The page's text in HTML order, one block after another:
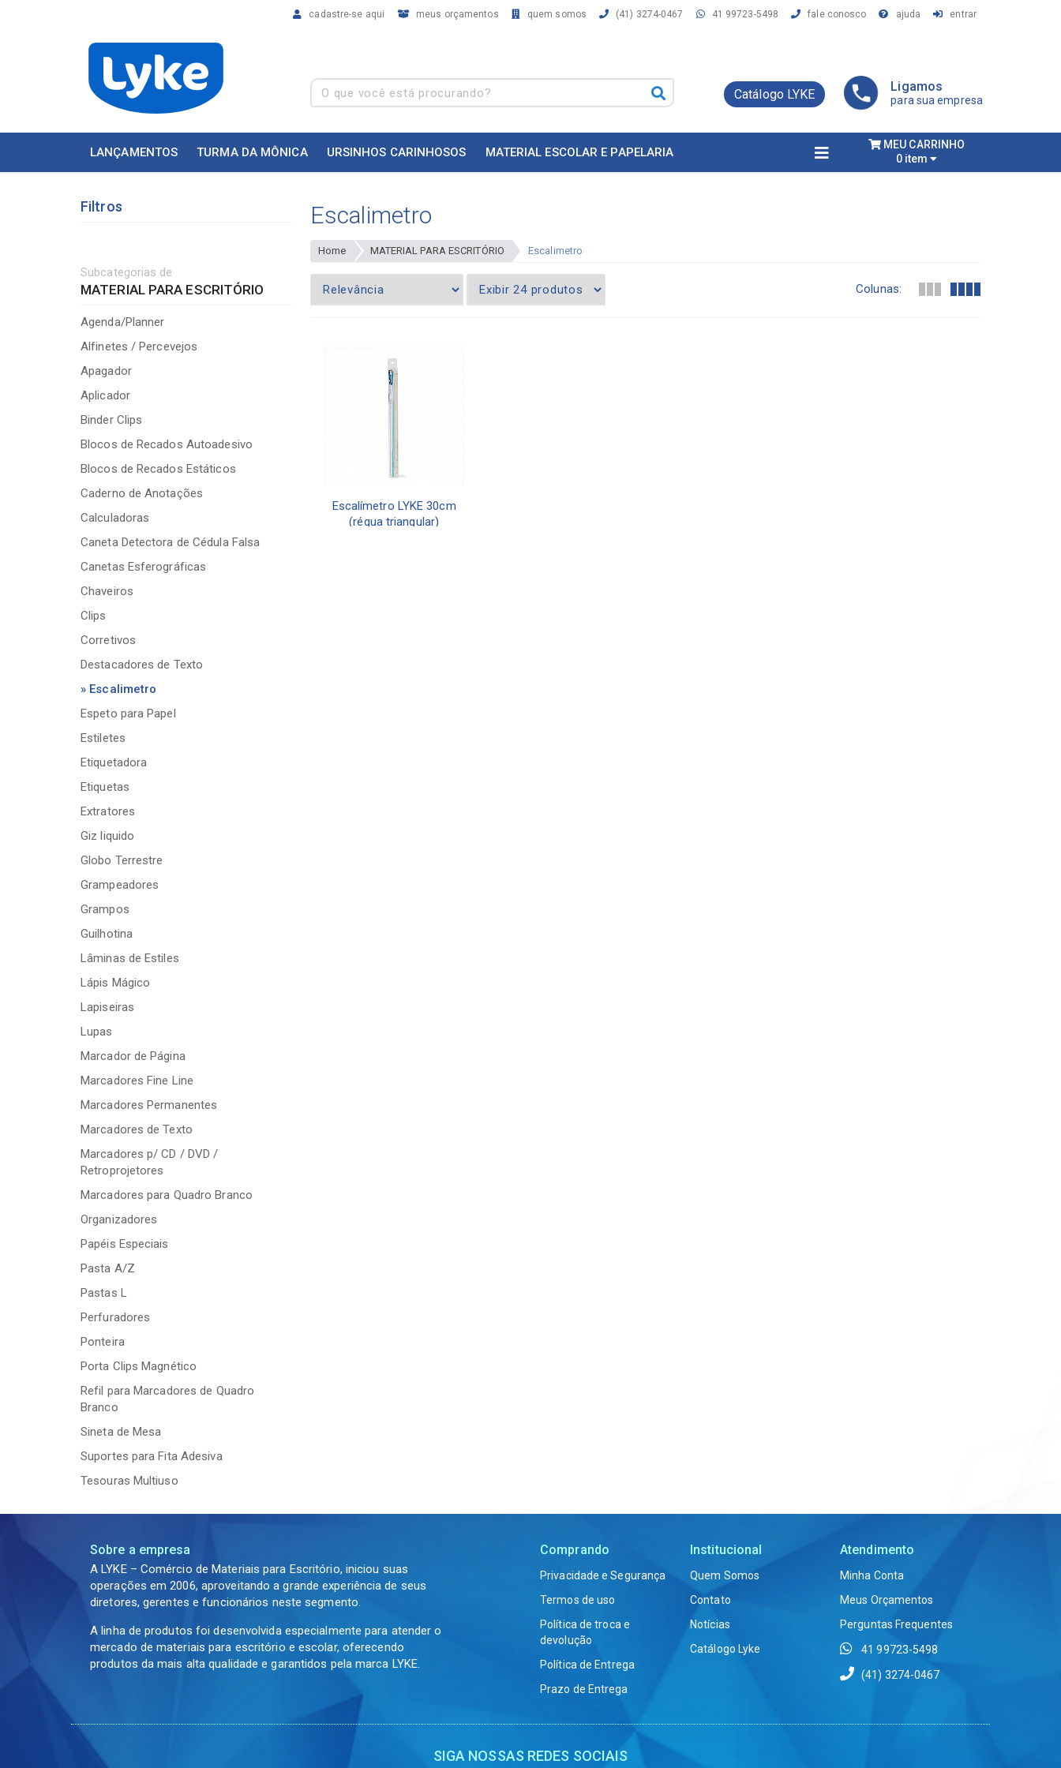
cadastre-se aqui meus orçamentos quem somos (41) 3274-0467 41 99723-5498 fale conosco ajuda entrar
Ligamos
para sua empresa
Catálogo LYKE
LANÇAMENTOS TURMA DA MÔNICA URSINHOS CARINHOSOS MATERIAL ESCOLAR E PAPELARIA
MEU CARRINHO
0 item
Filtros
Subcategorias de
MATERIAL PARA ESCRITÓRIO
Agenda/Planner
Alfinetes / Percevejos
Apagador
Aplicador
Binder Clips
Blocos de Recados Autoadesivo
Blocos de Recados Estáticos
Caderno de Anotações
Calculadoras
Caneta Detectora de Cédula Falsa
Canetas Esferográficas
Chaveiros
Clips
Corretivos
Destacadores de Texto
» Escalimetro
Espeto para Papel
Estiletes
Etiquetadora
Etiquetas
Extratores
Giz liquido
Globo Terrestre
Grampeadores
Grampos
Guilhotina
Lâminas de Estiles
Lápis Mágico
Lapiseiras
Lupas
Marcador de Página
Marcadores Fine Line
Marcadores Permanentes
Marcadores de Texto
Marcadores p/ CD / DVD /
Retroprojetores
Marcadores para Quadro Branco
Organizadores
Papéis Especiais
Pasta A/Z
Pastas L
Perfuradores
Ponteira
Porta Clips Magnético
Refil para Marcadores de Quadro
Branco
Sineta de Mesa
Suportes para Fita Adesiva
Tesouras Multiuso
Escalimetro
Home MATERIAL PARA ESCRITÓRIO Escalimetro
Colunas:
Escalímetro LYKE 30cm
(régua triangular)
Sobre a empresa
A LYKE – Comércio de Materiais para Escritório, iniciou suas
operações em 2006, aproveitando a grande experiência de seus
diretores, gerentes e funcionários neste segmento.
A linha de produtos foi desenvolvida especialmente para atender o
mercado de materiais para escritório e escolar, oferecendo
produtos da mais alta qualidade e garantidos pela marca LYKE.
Comprando
Privacidade e Segurança
Termos de uso
Política de troca e
devolução
Política de Entrega
Prazo de Entrega
Institucional
Quem Somos
Contato
Notícias
Catálogo Lyke
Atendimento
Minha Conta
Meus Orçamentos
Perguntas Frequentes
41 99723-5498
(41) 3274-0467
SIGA NOSSAS REDES SOCIAIS